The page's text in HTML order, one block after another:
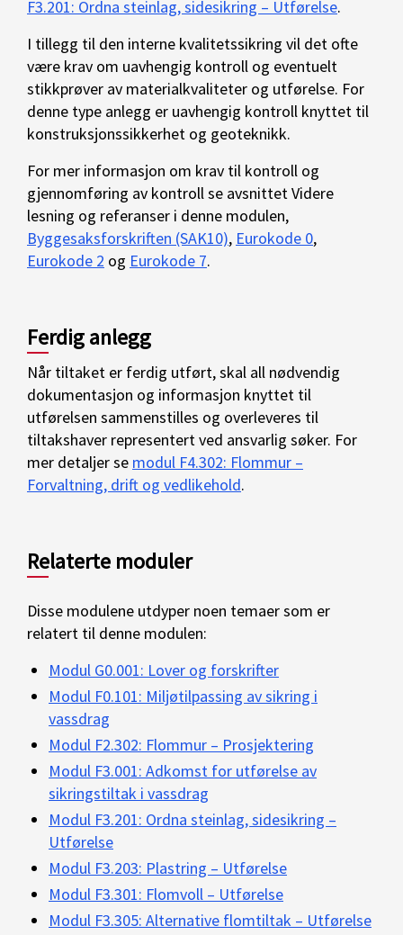
F3.201: Ordna steinlag, sidesikring – Utførelse.
I tillegg til den interne kvalitetssikring vil det ofte
være krav om uavhengig kontroll og eventuelt
stikkprøver av materialkvaliteter og utførelse. For
denne type anlegg er uavhengig kontroll knyttet til
konstruksjonssikkerhet og geoteknikk.
For mer informasjon om krav til kontroll og
gjennomføring av kontroll se avsnittet Videre
lesning og referanser i denne modulen,
Byggesaksforskriften (SAK10), Eurokode 0,
Eurokode 2 og Eurokode 7.
Ferdig anlegg
Når tiltaket er ferdig utført, skal all nødvendig
dokumentasjon og informasjon knyttet til
utførelsen sammenstilles og overleveres til
tiltakshaver representert ved ansvarlig søker. For
mer detaljer se modul F4.302: Flommur –
Forvaltning, drift og vedlikehold.
Relaterte moduler
Disse modulene utdyper noen temaer som er
relatert til denne modulen:
Modul G0.001: Lover og forskrifter
Modul F0.101: Miljøtilpassing av sikring i
vassdrag
Modul F2.302: Flommur – Prosjektering
Modul F3.001: Adkomst for utførelse av
sikringstiltak i vassdrag
Modul F3.201: Ordna steinlag, sidesikring –
Utførelse
Modul F3.203: Plastring – Utførelse
Modul F3.301: Flomvoll – Utførelse
Modul F3.305: Alternative flomtiltak – Utførelse